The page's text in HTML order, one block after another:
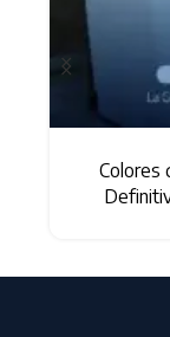
Colores